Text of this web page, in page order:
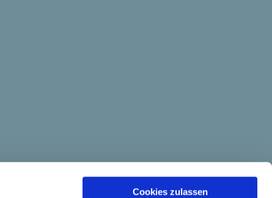
Cookies zulassen